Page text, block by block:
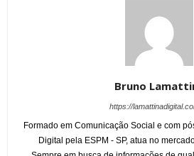
Bruno
https://
Formado em Comunicação Social e com
Digital pela ESPM - SP, atua no